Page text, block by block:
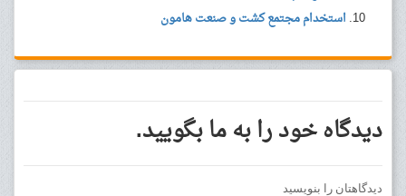
استخدام مجتمع کشت و صنعت هامون
دیدگاه خود را به ما بگویید.
دیدگاهتان را بنویسید